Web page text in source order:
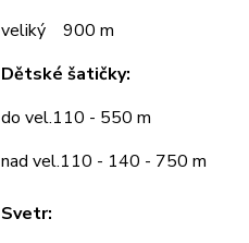
veliký 900 m
Dětské šatičky:
do vel.110 - 550 m
nad vel.110 - 140 - 750 m
Svetr: